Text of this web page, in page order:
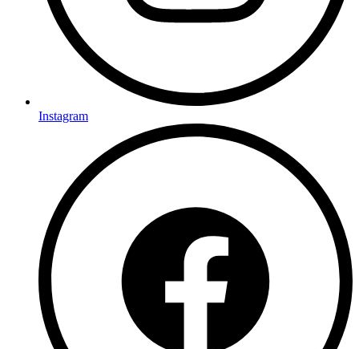
Instagram